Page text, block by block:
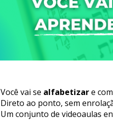
Você vai se alfabetizar e
Direto ao ponto, sem
Um conjunto de videoaulas